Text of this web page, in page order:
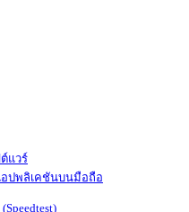
แวร์
ปพลิเคชันบนมือถือ